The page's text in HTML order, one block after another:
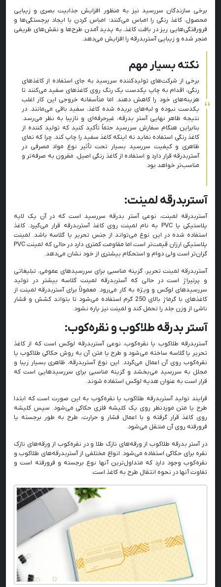
برخی سازندگان سررسید نیز به منظور افزایش جذابیت بصری و زیبایی
محصول، کاغذ رنگی را امباس می‌کنند؛ امباس کردن با ایجاد برجستگی‌ها و
فرورفتگی‌هایی ریز در بافت کاغذ، به پدید آمدن طرح‌ها و نقش‌های ظریفی
منجر شده و زیبایی آستربدرقه را افزایش می‌دهد.
نکته بسیار مهم
برخی از شرکت‌های تولیدکننده سررسید به جای استفاده از کاغذهای
رنگی، اقدام به چاپ یکدست یک رنگ روی کاغذهای سفید می‌کنند تا
هزینه‌های خود را کاهش دهند. اما متأسفانه خروجی این کار اغلب
یکدست نبوده و لبه‌های بریده شده کاغذ، سفید باقی می‌مانند. در
نتیجه ظاهر نهایی آستر بدرقه، غیرحرفه‌ای و نازیبا به نظر می‌رسد.
بنابراین هنگام سفارش سررسید حتماً تأکید کنید که تولید کننده از
کاغذ رنگی استفاده نماید نه اینکه کاغذ سفید را چاپ کند. چرا که نمای
ظاهری و کیفیت سررسید بسیار تحت تأثیر نوع مواد مصرفی در
آستربدرقه قرار دارد و استفاده از کاغذ رنگی اصیل، مقرون به صرفه‌تر و
مناسب‌تر خواهد بود.
آستربدرقه لمینت:
آستربدرقه لمینت، نوعی آستر بدرقه سررسید است که در آن یک لایه
پلاستیکی یا PVC به نام لمینت روی کاغذ آستربدرقه قرار می‌گیرد. کاغذ
استفاده شده در این نوع می‌تواند از جنس تحریر یا گلاسه باشد. لمینت
پلاستیکی ارزان‌ قیمت‌تر است اما مقاومت کمتری دارد در حالی که لمینت PVC
گران‌تر است ولی دوام و استحکام بیشتری از خود نشان می‌دهد.
آستربدرقه لمینت تحریر، گزینه مناسبی برای سررسیدهای عمومی، تبلیغاتی
و پرتیراژ است در حالی که آستربدرقه لمینت گلاسه بیشتر در تولید
سررسیدهای لوکس و ویژه به کار می‌رود. معمولاً برای آستربدرقه لمینت از
کاغذهای با گرماژ بالای 250 گرم استفاده می‌شود تا بتواند کشش و فشار
ناشی از وزن جلد را تحمل کند و لمینت نیز پاره نشود.
آستر بدرقه طلاکوب و نقره‌کوب:
آستربدرقه طلاکوب یا نقره‌‌کوب، نوعی آستربدرقه لوکس است که از کاغذ
تحریر یا گلاسه ساخته می‌شود و طرح یا متن آن به روش حکاکی طلاکوب یا
نقره‌‌کوب روی آن اعمال می‌گردد. این نوع آستربدرقه، ظاهری بسیار زیبا و
مجلل به سررسید می‌بخشد و گزینه مناسبی برای سررسیدهایی است که
قرار است به عنوان هدیه لوکس استفاده شوند.
فرایند تولید آستربدرقه طلاکوب یا نقره‌‌کوب به این صورت است که ابتدا
طرح یا متن موردنظر روی یک کلیشه فلزی حکاکی می‌شود. سپس کلیشه
روی کاغذ قرار گرفته و با اعمال فشار و حرارت، طرح به طور برجسته یا
فرورفته روی آن منتقل می‌شود.
در آستر بدرقه طلاکوب از ورقه‌های نازک طلا و در نقره‌‌کوب از ورقه‌های نازک
نقره برای حکاکی استفاده می‌شود. انواع مختلفی از آستربدرقه‌های طلاکوب و
نقره‌‌کوب وجود دارد که متداول‌ترین آنها نوع برجسته و فرورفته است و
تفاوت آنها در نحوه انتقال طرح به کاغذ است.